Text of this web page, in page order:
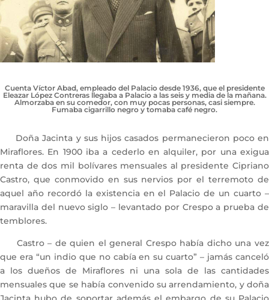
Cuenta Víctor Abad, empleado del Palacio desde 1936, que el presidente
Eleazar López Contreras llegaba a Palacio a las seis y media de la mañana.
Almorzaba en su comedor, con muy pocas personas, casi siempre.
Fumaba cigarrillo negro y tomaba café negro.
Doña Jacinta y sus hijos casados permanecieron poco en
Miraflores. En 1900 iba a cederlo en alquiler, por una exigua
renta de dos mil bolívares mensuales al presidente Cipriano
Castro, que conmovido en sus nervios por el terremoto de
aquel año recordó la existencia en el Palacio de un cuarto –
maravilla del nuevo siglo – levantado por Crespo a prueba de
temblores.
Castro – de quien el general Crespo había dicho una vez
que era “un indio que no cabía en su cuarto” – jamás canceló
a los dueños de Miraflores ni una sola de las cantidades
mensuales que se había convenido su arrendamiento, y doña